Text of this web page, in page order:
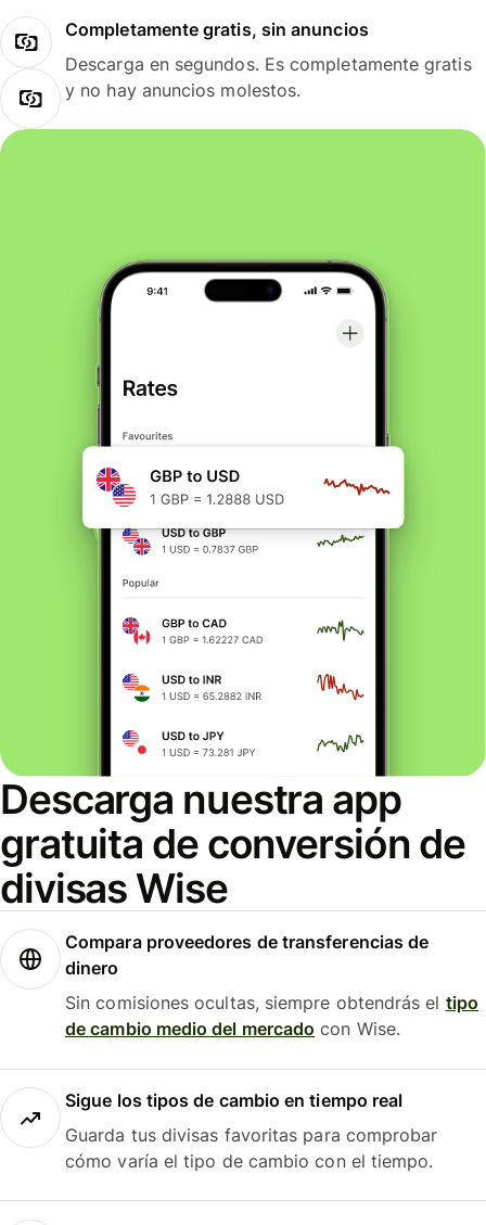
Completamente gratis, sin anuncios
Descarga en segundos. Es completamente gratis
y no hay anuncios molestos.
Descarga nuestra app
gratuita de conversión de
divisas Wise
Compara proveedores de transferencias de
dinero
Sin comisiones ocultas, siempre obtendrás el tipo
de cambio medio del mercado con Wise.
Sigue los tipos de cambio en tiempo real
Guarda tus divisas favoritas para comprobar
cómo varía el tipo de cambio con el tiempo.